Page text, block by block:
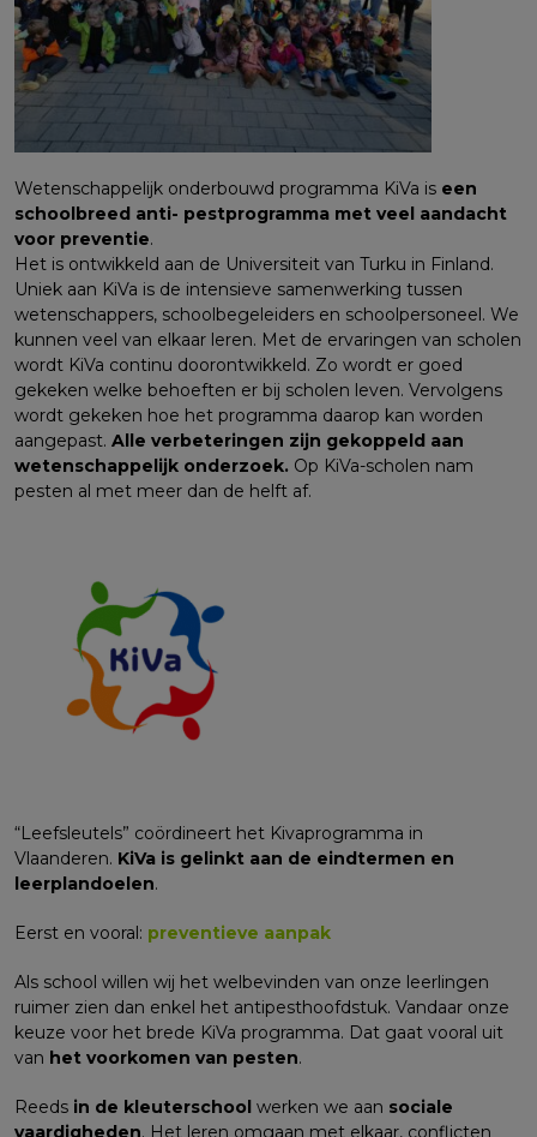
Wetenschappelijk onderbouwd programma KiVa is een
schoolbreed anti- pestprogramma met veel aandacht
voor preventie.
Het is ontwikkeld aan de Universiteit van Turku in Finland.
Uniek aan KiVa is de intensieve samenwerking tussen
wetenschappers, schoolbegeleiders en schoolpersoneel. We
kunnen veel van elkaar leren. Met de ervaringen van scholen
wordt KiVa continu doorontwikkeld. Zo wordt er goed
gekeken welke behoeften er bij scholen leven. Vervolgens
wordt gekeken hoe het programma daarop kan worden
aangepast. Alle verbeteringen zijn gekoppeld aan
wetenschappelijk onderzoek. Op KiVa-scholen nam
pesten al met meer dan de helft af.
“Leefsleutels” coördineert het Kivaprogramma in
Vlaanderen. KiVa is gelinkt aan de eindtermen en
leerplandoelen.
Eerst en vooral: preventieve aanpak
Als school willen wij het welbevinden van onze leerlingen
ruimer zien dan enkel het antipesthoofdstuk. Vandaar onze
keuze voor het brede KiVa programma. Dat gaat vooral uit
van het voorkomen van pesten.
Reeds in de kleuterschool werken we aan sociale
vaardigheden. Het leren omgaan met elkaar, conflicten